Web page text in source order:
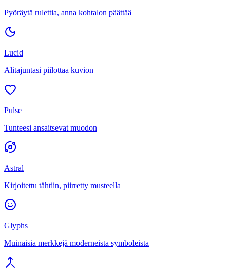
Pyöräytä rulettia, anna kohtalon päättää
Lucid
Alitajuntasi piilottaa kuvion
Pulse
Tunteesi ansaitsevat muodon
Astral
Kirjoitettu tähtiin, piirretty musteella
Glyphs
Muinaisia merkkejä moderneista symboleista